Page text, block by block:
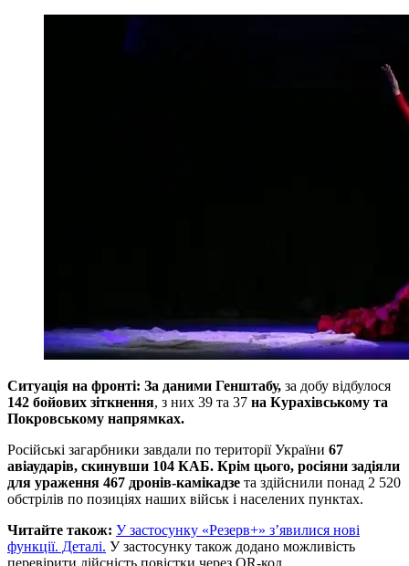
Ситуація на фронті: За даними Генштабу, за добу відбулося
142 бойових зіткнення, з них 39 та 37 на Курахівському та
Покровському напрямках.
Російські загарбники завдали по території України 67
авіаударів, скинувши 104 КАБ. Крім цього, росіяни задіяли
для ураження 467 дронів-камікадзе та здійснили понад 2 520
обстрілів по позиціях наших військ і населених пунктах.
Читайте також: У застосунку «Резерв+» з’явилися нові
функції. Деталі. У застосунку також додано можливість
перевірити дійсність повістки через QR-код.